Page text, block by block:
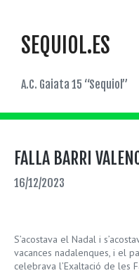
SEQUIOL.ES
A.C. Gaiata 15 “Sequiol”
FALLA BARRI
16/12/2023
S’acostava el Nadal ​​i
vacances nadalenques, i el
celebrava l’Exaltació de les